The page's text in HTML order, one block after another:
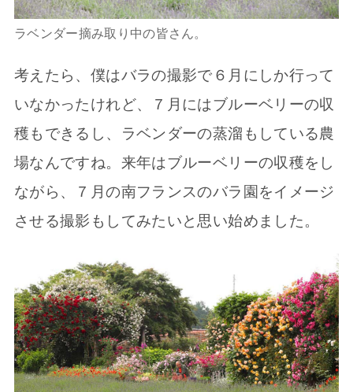
ラベンダー摘み取り中の皆さん。
考えたら、僕はバラの撮影で６月にしか行って
いなかったけれど、７月にはブルーベリーの収
穫もできるし、ラベンダーの蒸溜もしている農
場なんですね。来年はブルーベリーの収穫をし
ながら、７月の南フランスのバラ園をイメージ
させる撮影もしてみたいと思い始めました。